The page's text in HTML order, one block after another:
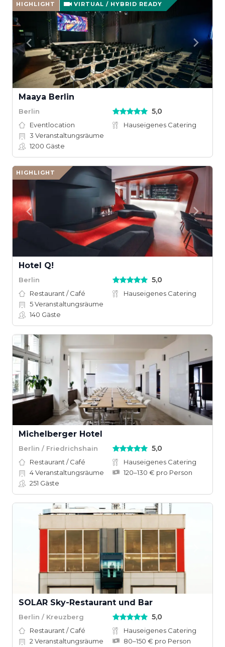
HIGHLIGHT VIRTUAL / HYBRID READY
Maaya Berlin
Berlin 5,0
Eventlocation
Hauseigenes Catering
3 Veranstaltungsräume
1200 Gäste
HIGHLIGHT
Hotel Q!
Berlin 5,0
Restaurant / Café
Hauseigenes Catering
5Veranstaltungsräume
140 Gäste
Michelberger Hotel
Berlin / Friedrichshain 5,0
Restaurant / Café
Hauseigenes Catering
4Veranstaltungsräume
120–130 € pro Person
251 Gäste
SOLAR Sky-Restaurant und Bar
Berlin / Kreuzberg 5,0
Restaurant / Café
Hauseigenes Catering
2 Veranstaltungsräume
80–150 € pro Person